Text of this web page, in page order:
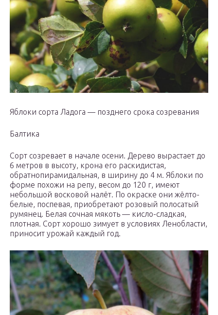
Яблоки сорта Ладога — позднего срока созревания
Балтика
Сорт созревает в начале осени. Дерево вырастает до
6 метров в высоту, крона его раскидистая,
обратнопирамидальная, в ширину до 4 м. Яблоки по
форме похожи на репу, весом до 120 г, имеют
небольшой восковой налёт. По окраске они жёлто-
белые, поспевая, приобретают розовый полосатый
румянец. Белая сочная мякоть — кисло-сладкая,
плотная. Сорт хорошо зимует в условиях Ленобласти,
приносит урожай каждый год.